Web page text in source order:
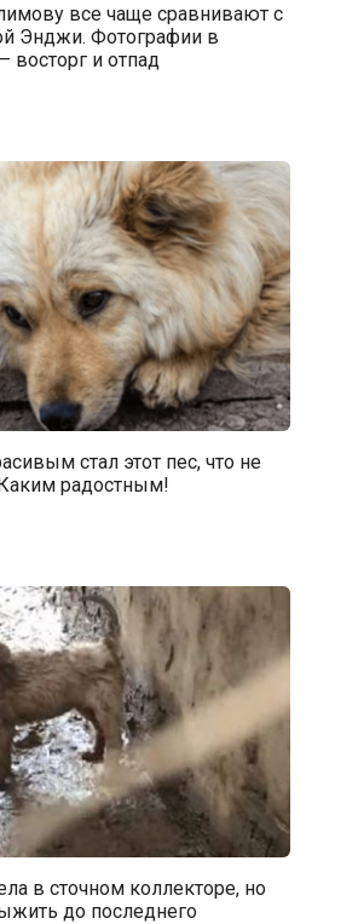
все чаще сравнивают с
Энджи. Фотографии в
восторг и отпад
стал этот пес, что не
радостным!
в сточном коллекторе, но
до последнего